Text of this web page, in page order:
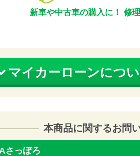
新車や中古車の購入に！ 修
マイカーローンにつ
本商品に関するお問
さっぽろ